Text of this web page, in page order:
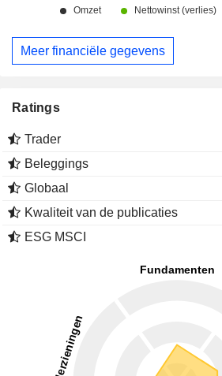
Meer financiële gegevens
Ratings
Trader
Beleggings
Globaal
Kwaliteit van de publicaties
ESG MSCI